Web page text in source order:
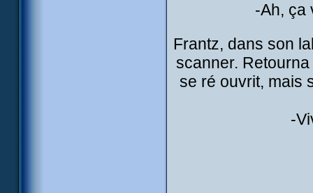
-Ah, ça
Frantz, dans son
scanner.
se ré ouvrit, mais
-